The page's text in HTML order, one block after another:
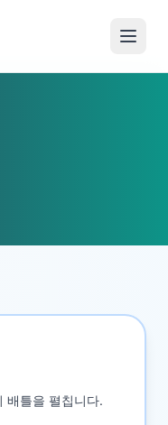
배틀을 펼칩니다.